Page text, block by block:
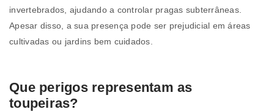
invertebrados, ajudando a controlar pragas subterrâneas.
Apesar disso, a sua presença pode ser prejudicial em áreas
cultivadas ou jardins bem cuidados.
Que perigos representam as
toupeiras?